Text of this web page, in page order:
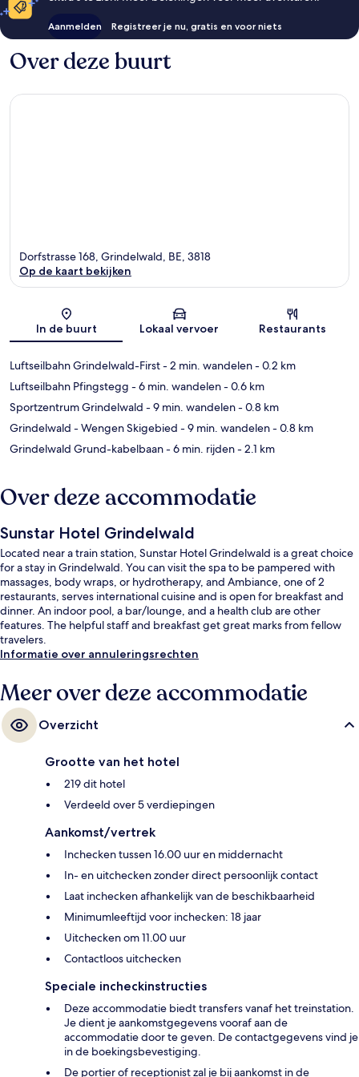
Aanmelden Registreer je nu, gratis en voor niets
Over deze buurt
Kaart
Dorfstrasse 168, Grindelwald, BE, 3818
Op de kaart bekijken
In de buurt Lokaal vervoer Restaurants
Luftseilbahn Grindelwald-First- 2 min. wandelen- 0.2 km
Luftseilbahn Pfingstegg - 6 min. wandelen- 0.6 km
Sportzentrum Grindelwald - 9 min. wandelen- 0.8 km
Grindelwald - Wengen Skigebied - 9 min. wandelen- 0.8 km
Grindelwald Grund-kabelbaan- 6 min. rijden- 2.1 km
Over deze accommodatie
Sunstar Hotel Grindelwald
Located near a train station, Sunstar Hotel Grindelwald is a great choice
for a stay in Grindelwald. You can visit the spa to be pampered with
massages, body wraps, or hydrotherapy, and Ambiance, one of 2
restaurants, serves international cuisine and is open for breakfast and
dinner. An indoor pool, a bar/lounge, and a health club are other
features. The helpful staff and breakfast get great marks from fellow
travelers.
Informatie over annuleringsrechten
Meer over deze accommodatie
Overzicht
Grootte van het hotel
219 dit hotel
Verdeeld over 5 verdiepingen
Aankomst/vertrek
Inchecken tussen 16.00 uur en middernacht
In- en uitchecken zonder direct persoonlijk contact
Laat inchecken afhankelijk van de beschikbaarheid
Minimumleeftijd voor inchecken: 18 jaar
Uitchecken om 11.00 uur
Contactloos uitchecken
Speciale incheckinstructies
Deze accommodatie biedt transfers vanaf het treinstation.
Je dient je aankomstgegevens vooraf aan de
accommodatie door te geven. De contactgegevens vind je
in de boekingsbevestiging.
De portier of receptionist zal je bij aankomst in de